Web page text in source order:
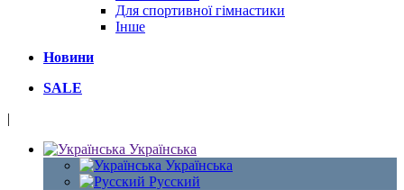
Для спортивної гімнастики
Інше
Новини
SALE
|
Українська
Українська
Русский